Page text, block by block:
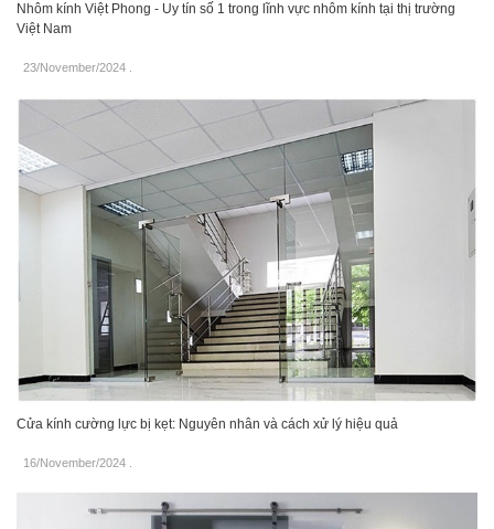
Nhôm kính Việt Phong - Uy tín số 1 trong lĩnh vực nhôm kính tại thị trường
Việt Nam
23/November/2024
Cửa kính cường lực bị kẹt: Nguyên nhân và cách xử lý hiệu quả
16/November/2024